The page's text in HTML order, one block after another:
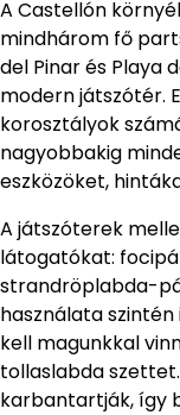
A Castellón
mindhárom fő
del Pinar és Playa
modern játszótér.
korosztályok
nagyobbakig
eszközöket,
A játszóterek
látogatókat:
strandröplabda-
használata
kell magunkkal
tollaslabda
karbantartják, így